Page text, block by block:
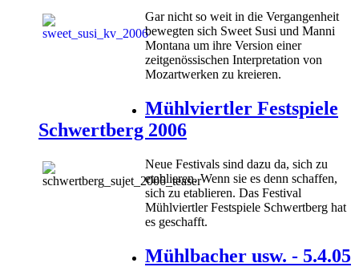
Gar nicht so weit in die Vergangenheit
bewegten sich Sweet Susi und Manni
Montana um ihre Version einer
zeitgenössischen Interpretation von
Mozartwerken zu kreieren.
Mühlviertler Festspiele
Schwertberg 2006
Neue Festivals sind dazu da, sich zu
etablieren. Wenn sie es denn schaffen,
sich zu etablieren. Das Festival
Mühlviertler Festspiele Schwertberg hat
es geschafft.
Mühlbacher usw. - 5.4.05